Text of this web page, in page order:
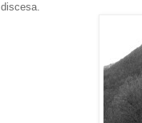
discesa.